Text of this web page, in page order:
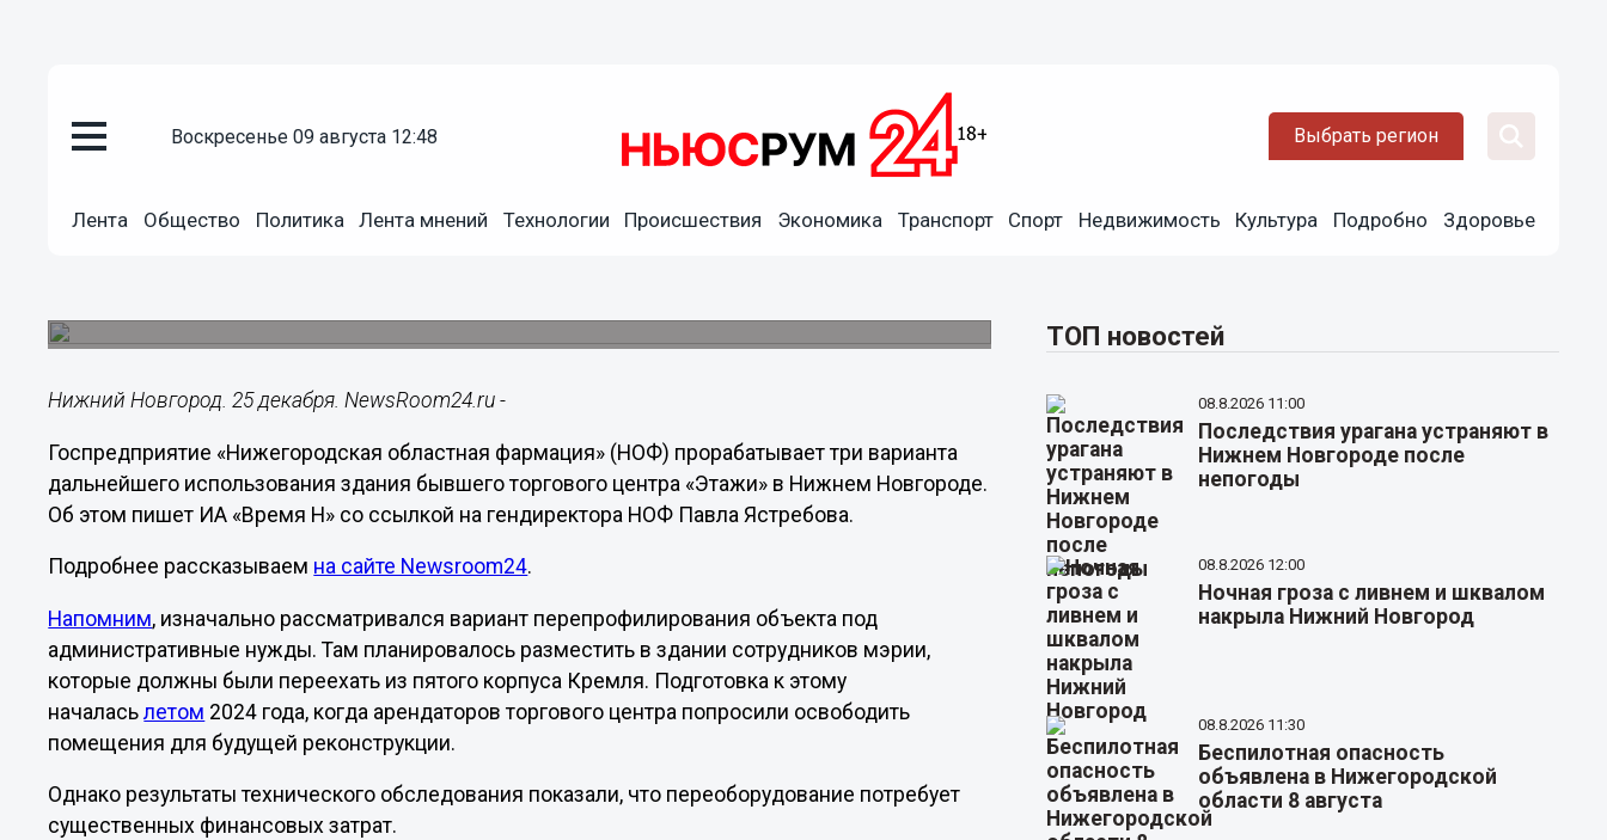
воскресенье 09 августа 12:48 Выбрать регион
Лента Общество Политика Лента мнений Технологии Происшествия Экономика Транспорт Спорт Недвижимость Культура Подробно Здоровье
НОФ выбирает формат будущего использования здания
Нижний Новгород. 25 декабря. NewsRoom24.ru -
Госпредприятие «Нижегородская областная фармация» (НОФ) прорабатывает три варианта
дальнейшего использования здания бывшего торгового центра «Этажи» в Нижнем Новгороде.
Об этом пишет ИА «Время Н» со ссылкой на гендиректора НОФ Павла Ястребова.
Подробнее рассказываем на сайте Newsroom24.
Напомним, изначально рассматривался вариант перепрофилирования объекта под
административные нужды. Там планировалось разместить в здании сотрудников мэрии,
которые должны были переехать из пятого корпуса Кремля. Подготовка к этому
началасьлетом 2024 года, когда арендаторов торгового центра попросили освободить
помещения для будущей реконструкции.
Однако результаты технического обследования показали, что переоборудование потребует
существенных финансовых затрат.
ТОП новостей
08.8.2026 11:00
Последствия урагана устраняют в
Нижнем Новгороде после
непогоды
08.8.2026 12:00
Ночная гроза с ливнем и шквалом
накрыла Нижний Новгород
08.8.2026 11:30
Беспилотная опасность
объявлена в Нижегородской
области 8 августа